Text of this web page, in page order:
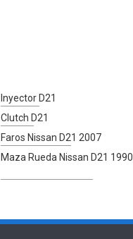
Inyector D21
Clutch D21
Faros Nissan D21 2007
Maza Rueda Nissan D21 1990